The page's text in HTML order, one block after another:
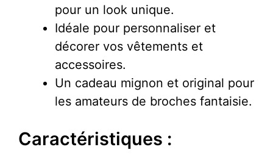
pour un look unique.
Idéale pour personnaliser et
décorer vos vêtements et
accessoires.
Un cadeau mignon et original pour
les amateurs de broches fantaisie.
Caractéristiques :